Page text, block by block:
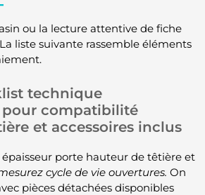
ou la lecture attentive de fiche
liste suivante rassemble éléments
technique
pour compatibilité
et accessoires inclus
porte hauteur de têtière et
cycle de vie ouvertures. On
pièces détachées disponibles